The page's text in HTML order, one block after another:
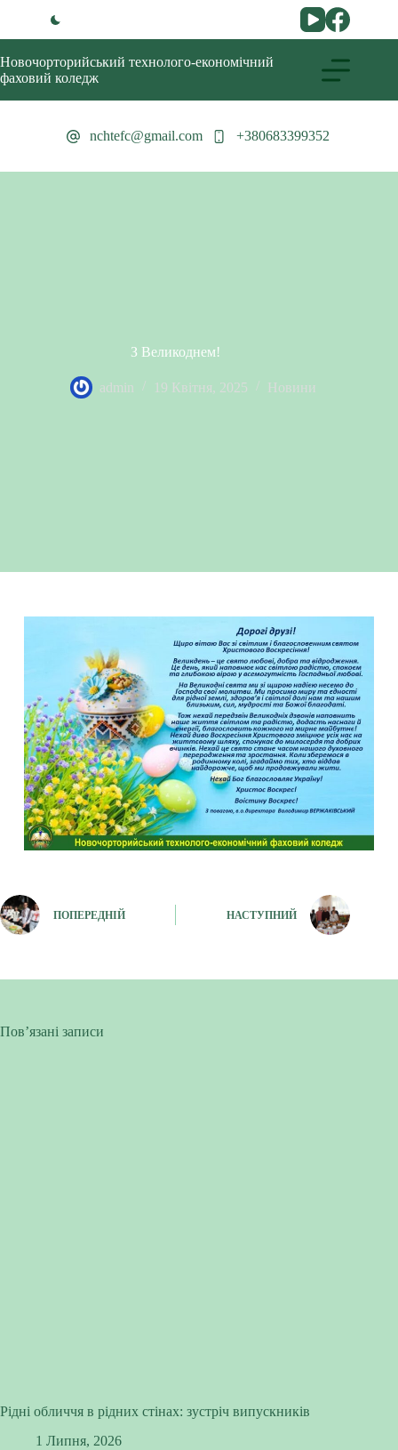
Новочорторийський технолого-економічний
фаховий коледж
nchtefc@gmail.com +380683399352
З Великоднем!
admin 19 Квітня, 2025 Новини
ПОПЕРЕДНІЙ НАСТУПНИЙ
Пов’язані записи
Рідні обличчя в рідних стінах: зустріч випускників
1 Липня, 2026